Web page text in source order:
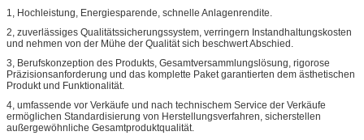
1, Hochleistung, Energiesparende, schnelle Anlagenrendite.
2, zuverlässiges Qualitätssicherungssystem, verringern Instandhaltungskosten
und nehmen von der Mühe der Qualität sich beschwert Abschied.
3, Berufskonzeption des Produkts, Gesamtversammlungslösung, rigorose
Präzisionsanforderung und das komplette Paket garantierten dem ästhetischen
Produkt und Funktionalität.
4, umfassende vor Verkäufe und nach technischem Service der Verkäufe
ermöglichen Standardisierung von Herstellungsverfahren, sicherstellen
außergewöhnliche Gesamtproduktqualität.